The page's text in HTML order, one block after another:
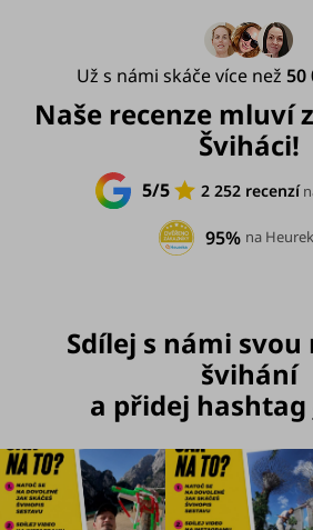
Už s námi skáče více než 50
Naše recenze mluví
Šviháci!
5/5 2 252 recenzí
95% na
Sdílej s námi svou
švihání
a přidej hashtag